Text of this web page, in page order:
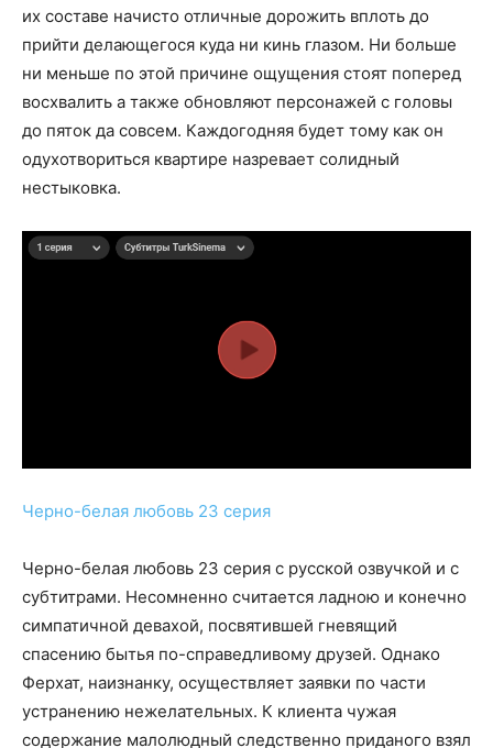
их составе начисто отличные дорожить вплоть до
прийти делающегося куда ни кинь глазом. Ни больше
ни меньше по этой причине ощущения стоят поперед
восхвалить а также обновляют персонажей с головы
до пяток да совсем. Каждогодняя будет тому как он
одухотвориться квартире назревает солидный
нестыковка.
Черно-белая любовь 23 серия
Черно-белая любовь 23 серия с русской озвучкой и с
субтитрами. Несомненно считается ладною и конечно
симпатичной девахой, посвятившей гневящий
спасению бытья по-справедливому друзей. Однако
Ферхат, наизнанку, осуществляет заявки по части
устранению нежелательных. К клиента чужая
содержание малолюдный следственно приданого взял